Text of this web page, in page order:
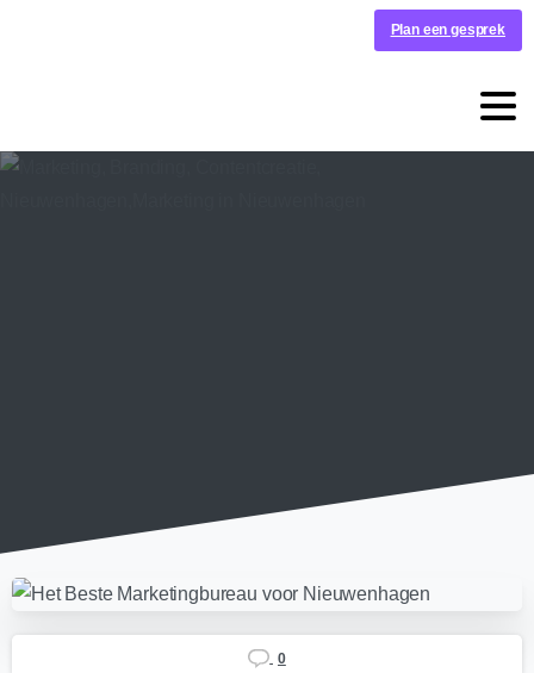
Plan een gesprek
0